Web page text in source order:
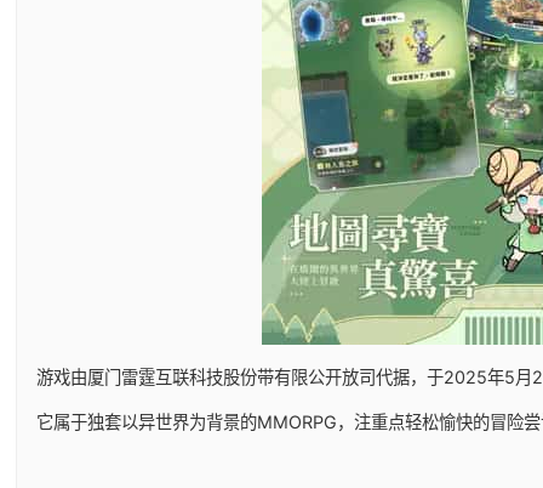
游戏由厦门雷霆互联科技股份带有限公开放司代据，于2025年5
它属于独套以异世界为背景的MMORPG，注重点轻松愉快的冒险